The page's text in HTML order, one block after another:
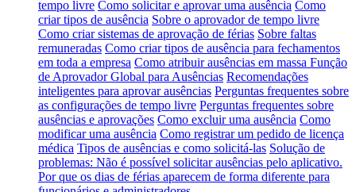
tempo livre Como solicitar e aprovar uma ausência Como
criar tipos de ausência Sobre o aprovador de tempo livre
Como criar sistemas de aprovação de férias Sobre faltas
remuneradas Como criar tipos de ausência para fechamentos
em toda a empresa Como atribuir ausências em massa Função
de Aprovador Global para Ausências Recomendações
inteligentes para aprovar ausências Perguntas frequentes sobre
as configurações de tempo livre Perguntas frequentes sobre
ausências e aprovações Como excluir uma ausência Como
modificar uma ausência Como registrar um pedido de licença
médica Tipos de ausências e como solicitá-las Solução de
problemas: Não é possível solicitar ausências pelo aplicativo.
Por que os dias de férias aparecem de forma diferente para